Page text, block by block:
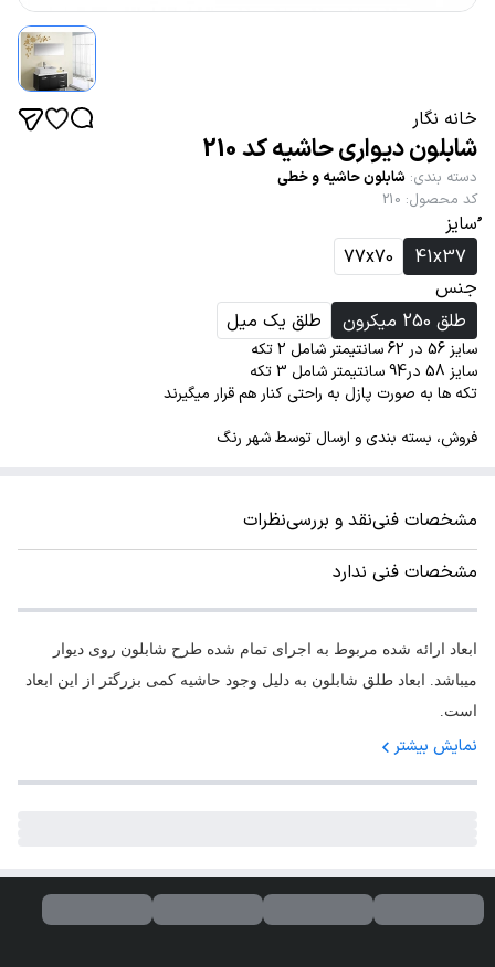
خانه نگار
شابلون دیواری حاشیه کد 210
دسته بندی: شابلون حاشیه و خطی
کد محصول:
210
ُسایز
41x37
77x70
جنس
طلق 250 میکرون
طلق یک میل
سایز 56 در 62 سانتیمتر شامل 2 تکه
سایز 58 در94 سانتیمتر شامل 3 تکه
تکه ها به صورت پازل به راحتی کنار هم قرار میگیرند
فروش، بسته بندی و ارسال توسط شهر رنگ
مشخصات فنینقد و بررسینظرات
مشخصات فنی ندارد
ابعاد ارائه شده مربوط به اجرای تمام شده طرح شابلون روی دیوار
میباشد. ابعاد طلق شابلون به دلیل وجود حاشیه کمی بزرگتر از این ابعاد
است.
نمایش بیشتر